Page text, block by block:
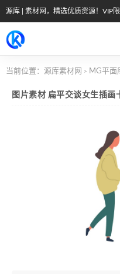
源库 | 素材网，精选优质资源！VIP限
当前位置： 源库素材网 > MG平面
图片素材 扁平交谈女生插画